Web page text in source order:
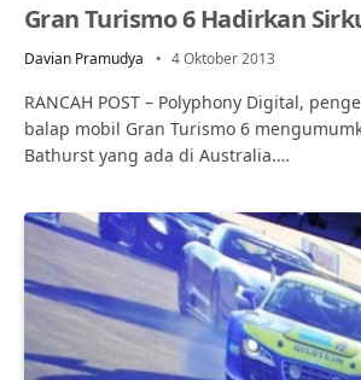
Gran Turismo 6 Hadirkan
Davian Pramudya 4 Oktober 2013
RANCAH POST – Polyphony Digital,
balap mobil Gran Turismo 6
Bathurst yang ada di Australia.…